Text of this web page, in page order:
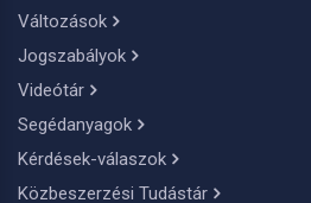
Változások
Jogszabályok
Videótár
Segédanyagok
Kérdések-válaszok
Közbeszerzési Tudástár